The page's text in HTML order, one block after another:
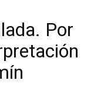
Por